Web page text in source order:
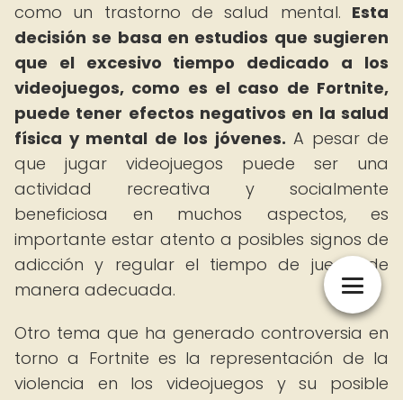
como un trastorno de salud mental. Esta
decisión se basa en estudios que sugieren
que el excesivo tiempo dedicado a los
videojuegos, como es el caso de Fortnite,
puede tener efectos negativos en la salud
física y mental de los jóvenes. A pesar de
que jugar videojuegos puede ser una
actividad recreativa y socialmente
beneficiosa en muchos aspectos, es
importante estar atento a posibles signos de
adicción y regular el tiempo de juego de
manera adecuada.
Otro tema que ha generado controversia en
torno a Fortnite es la representación de la
violencia en los videojuegos y su posible